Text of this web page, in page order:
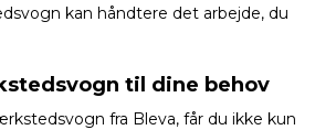
kan håndtere det arbejde, du
til dine behov
fra Bleva, får du ikke kun